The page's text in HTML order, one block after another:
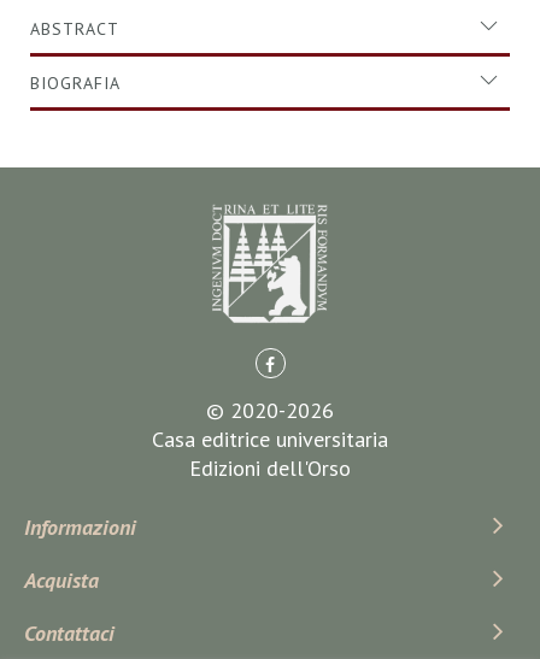
ABSTRACT
BIOGRAFIA
© 2020-2026
Casa editrice universitaria
Edizioni dell'Orso
Informazioni
Acquista
Contattaci